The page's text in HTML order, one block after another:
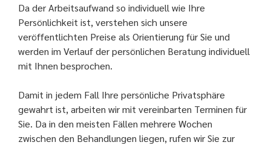
Da der Arbeitsaufwand so individuell wie Ihre
Persönlichkeit ist, verstehen sich unsere
veröffentlichten Preise als Orientierung für Sie und
werden im Verlauf der persönlichen Beratung individuell
mit Ihnen besprochen.
Damit in jedem Fall Ihre persönliche Privatsphäre
gewahrt ist, arbeiten wir mit vereinbarten Terminen für
Sie. Da in den meisten Fällen mehrere Wochen
zwischen den Behandlungen liegen, rufen wir Sie zur